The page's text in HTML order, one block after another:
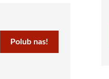
Polub nas!